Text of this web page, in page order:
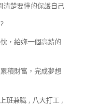
清楚要懂的保護自己
，給妳一個高薪的
積財富，完成夢想
班兼職 , 八大打工 ,